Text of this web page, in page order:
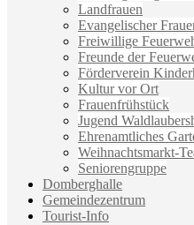
Landfrauen
Evangelischer
Freiwillige
Freunde der
Förderverein
Kultur vor Ort
Frauenfrühstück
Jugend
Ehrenamtliches
Weihnachtsmarkt-
Seniorengruppe
Domberghalle
Gemeindezentrum
Tourist-Info